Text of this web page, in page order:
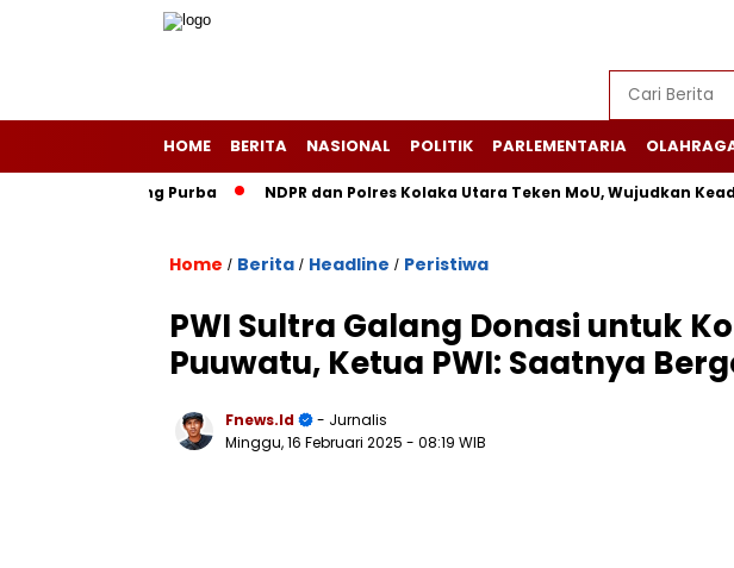
HOME BERITA NASIONAL POLITIK PARLEMENTARIA
Layang Purba NDPR dan Polres Kolaka Utara Teken MoU, Wujudkan
Home / Berita / Headline / Peristiwa
PWI Sultra Galang Donasi untuk
Puuwatu, Ketua PWI: Saatnya
Fnews.id
- Jurnalis
Minggu, 16 Februari 2025 - 08:19 WIB